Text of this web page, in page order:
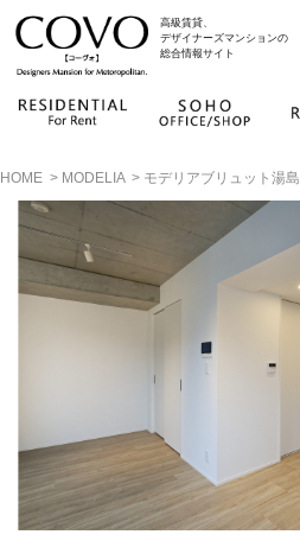
高級賃貸、
デザイナーズマンションの
総合情報サイト
HOME > MODELIA > モデリアブリュット湯島